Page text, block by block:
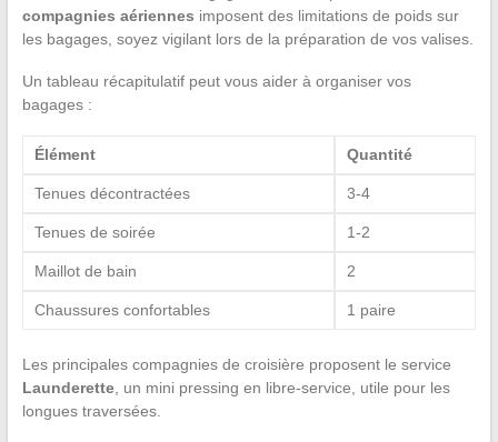
compagnies aériennes imposent des limitations de poids sur
les bagages, soyez vigilant lors de la préparation de vos valises.
Un tableau récapitulatif peut vous aider à organiser vos
bagages :
Élément Quantité
Tenues décontractées 3-4
Tenues de soirée 1-2
Maillot de bain 2
Chaussures confortables 1 paire
Les principales compagnies de croisière proposent le service
Launderette, un mini pressing en libre-service, utile pour les
longues traversées.